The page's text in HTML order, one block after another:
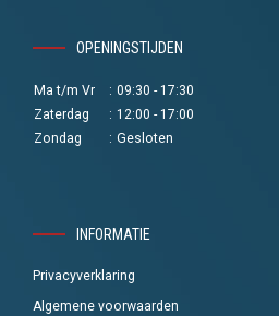
OPENINGSTIJDEN
Ma t/m Vr : 09:30 - 17:30
Zaterdag
: 12:00 - 17:00
Zondag
: Gesloten
INFORMATIE
Privacyverklaring
Algemene voorwaarden